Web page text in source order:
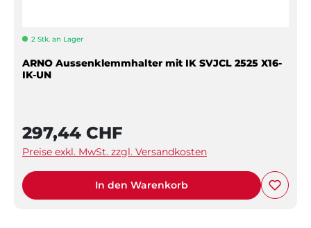
2 Stk. an Lager
ARNO Aussenklemmhalter mit IK SVJCL 2525 X16-
IK-UN
297,44 CHF
Preise exkl. MwSt. zzgl. Versandkosten
In den Warenkorb